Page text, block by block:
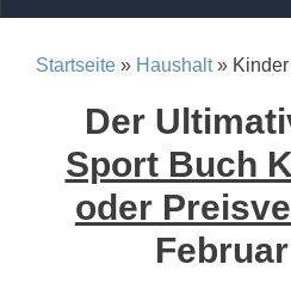
Startseite » Haushalt» Kinder
Der
Sport Buch
oder